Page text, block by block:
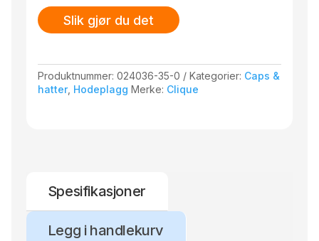
Slik gjør du det
Produktnummer:024036-35-0 Kategorier: Caps &
hatter, Hodeplagg Merke: Clique
Spesifikasjoner
Legg i handlekurv